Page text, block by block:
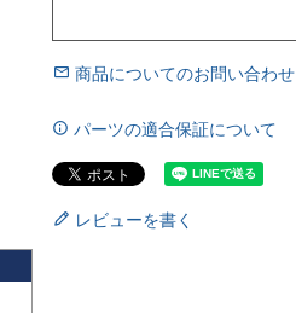
商品についてのお問い合わせ
パーツの適合保証について
レビューを書く